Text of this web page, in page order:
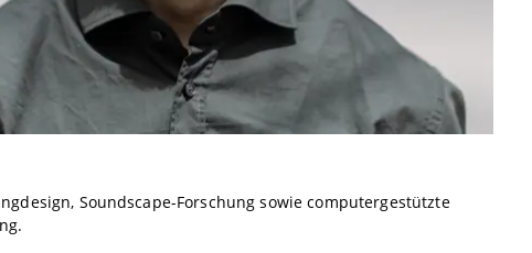
Soundscape-Forschung sowie computergestützte